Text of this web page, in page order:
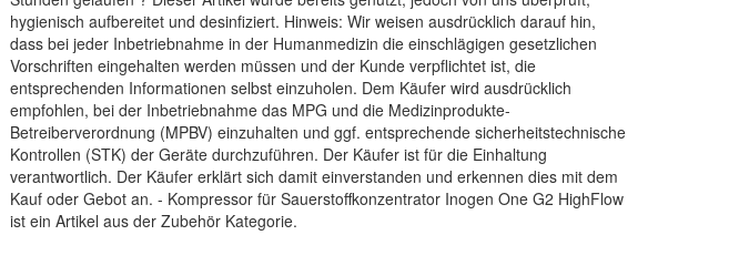
hygienisch aufbereitet und desinfiziert. Hinweis: Wir weisen ausdrücklich darauf hin,
dass bei jeder Inbetriebnahme in der Humanmedizin die einschlägigen gesetzlichen
Vorschriften eingehalten werden müssen und der Kunde verpflichtet ist, die
entsprechenden Informationen selbst einzuholen. Dem Käufer wird ausdrücklich
empfohlen, bei der Inbetriebnahme das MPG und die Medizinprodukte-
Betreiberverordnung (MPBV) einzuhalten und ggf. entsprechende sicherheitstechnische
Kontrollen (STK) der Geräte durchzuführen. Der Käufer ist für die Einhaltung
verantwortlich. Der Käufer erklärt sich damit einverstanden und erkennen dies mit dem
Kauf oder Gebot an. - Kompressor für Sauerstoffkonzentrator Inogen One G2 HighFlow
ist ein Artikel aus der Zubehör Kategorie.